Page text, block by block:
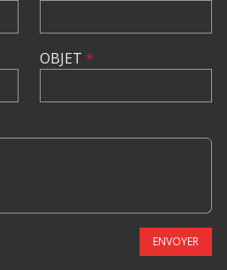
OBJET *
ENVOYER